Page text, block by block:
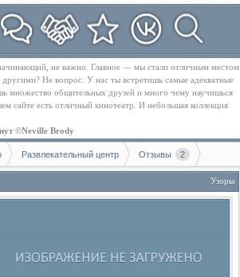
не важно. Главное — мы стали отличным местом
Не вопрос. У нас ты встретишь самые адекватные
множество общительных друзей и много чему научишься
есть отличный кинотеатр. И небольшая коллекция
©Neville Brody
Развлекательный центр Отзывы 2
Узоры